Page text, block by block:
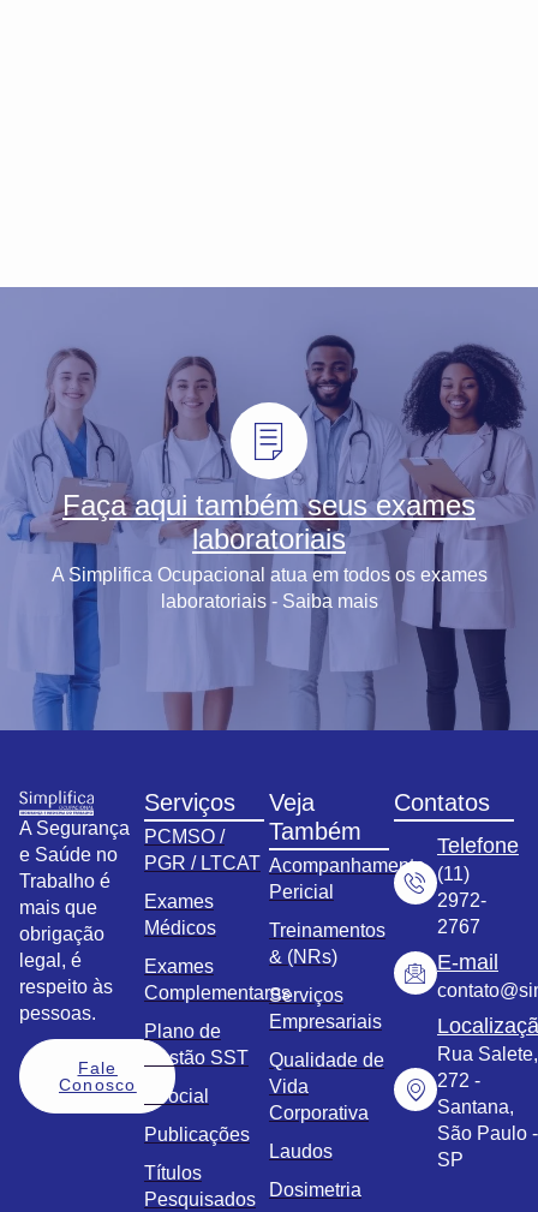
Faça aqui também seus exames
laboratoriais
A Simplifica Ocupacional atua em todos os exames
laboratoriais - Saiba mais
A Segurança
e Saúde no
Trabalho é
mais que
obrigação
legal, é
respeito às
pessoas.
Fale
Conosco
Serviços
PCMSO /
PGR / LTCAT
Exames
Médicos
Exames
Complementares
Plano de
Gestão SST
eSocial
Publicações
Títulos
Pesquisados
Veja
Também
Acompanhamento
Pericial
Treinamentos
& (NRs)
Serviços
Empresariais
Qualidade de
Vida
Corporativa
Laudos
Dosimetria
Contatos
Telefone
(11)
2972-
2767
E-mail
Rua Salete,
272 -
Santana,
São Paulo -
SP